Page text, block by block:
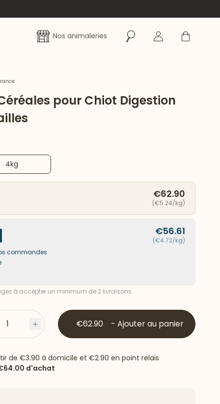
Nos animaleries RechercherSe connecter
Panier
pour Chiot Digestion
4kg
€62.90
(€5.24/kg)
€56.61
(€4.72/kg)
commandes
à accepter un minimum de 2 livraisons.
1 Plus €62.90 - Ajouter au panier
de €3.90 à domicile et €2.90 en point relais
d'achat